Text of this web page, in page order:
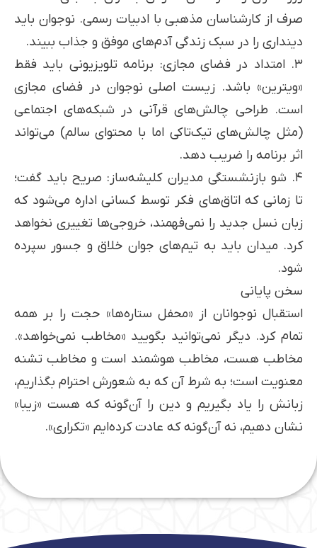
صرف از کارشناسان مذهبی با ادبیات رسمی. نوجوان باید
دینداری را در سبک زندگی آدم‌های موفق و جذاب ببیند.
۳. امتداد در فضای مجازی: برنامه تلویزیونی باید فقط
«ویترین» باشد. زیست اصلی نوجوان در فضای مجازی
است. طراحی چالش‌های قرآنی در شبکه‌های اجتماعی
(مثل چالش‌های تیک‌تاکی اما با محتوای سالم) می‌تواند
اثر برنامه را ضریب دهد.
۴. شو بازنشستگی مدیران کلیشه‌ساز: صریح باید گفت؛
تا زمانی که اتاق‌های فکر توسط کسانی اداره می‌شود که
زبان نسل جدید را نمی‌فهمند، خروجی‌ها تغییری نخواهد
کرد. میدان باید به تیم‌های جوان خلاق و جسور سپرده
شود.
سخن پایانی
استقبال نوجوانان از «محفل ستاره‌ها» حجت را بر همه
تمام کرد. دیگر نمی‌توانید بگویید «مخاطب نمی‌خواهد».
مخاطب هست، مخاطب هوشمند است و مخاطب تشنه‌
معنویت است؛ به شرط آن که به شعورش احترام بگذاریم،
زبانش را یاد بگیریم و دین را آن‌گونه که هست «زیبا»
نشان دهیم، نه آن‌گونه که عادت کرده‌ایم «تکراری».